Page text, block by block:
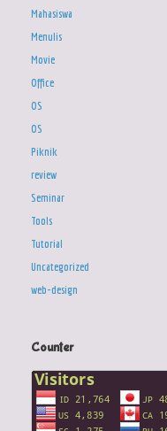
Mahasiswa
Menulis
Movie
Office
OS
OS
Piknik
review
Seminar
Tools
Tutorial
Uncategorized
web-design
Counter